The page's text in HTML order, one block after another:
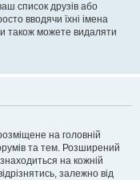
список друзів або
вводячи їхні імена
також можете видаляти
на головній
та тем. Розширений
на кожній
залежно від